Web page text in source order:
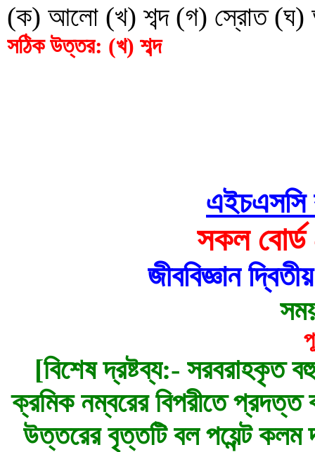
(ক) আলো (খ) শব্দ (গ) স্রোত (ঘ)
সঠিক উত্তর: (খ) শব্দ
এইচএসসি
সকল
জীববিজ্ঞান
[বিশেষ দ্রষ্টব্য:- সরবরাহকৃত
ক্রমিক নম্বরের বিপরীতে প্রদত্ত
উত্তরের বৃত্তটি বল পয়েন্ট কলম